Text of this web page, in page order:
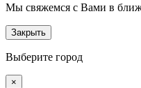
Мы свяжемся с Вами в
Закрыть
Выберите город
×